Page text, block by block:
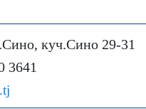
куч.Сино 29-31
3641